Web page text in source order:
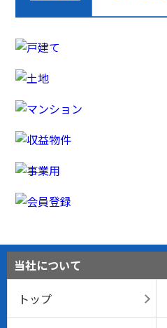
当社について
トップ